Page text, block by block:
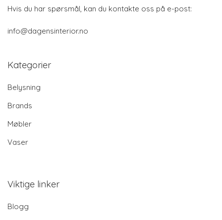
Hvis du har spørsmål, kan du kontakte oss på e-post:
info@dagensinterior.no
Kategorier
Belysning
Brands
Møbler
Vaser
Viktige linker
Blogg